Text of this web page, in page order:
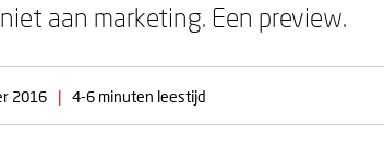
aan marketing. Een preview.
2016 | 4-6 minuten leestijd